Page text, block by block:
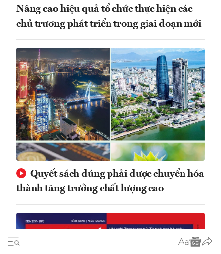
Nâng cao hiệu quả tổ chức thực hiện các
chủ trương phát triển trong giai đoạn mới
Quyết sách đúng phải được chuyển hóa
thành tăng trưởng chất lượng cao